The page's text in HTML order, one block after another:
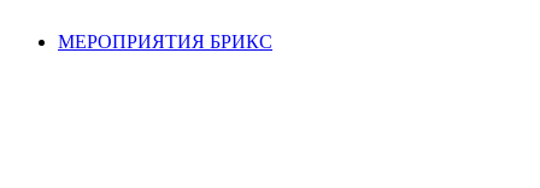
МЕРОПРИЯТИЯ БРИКС